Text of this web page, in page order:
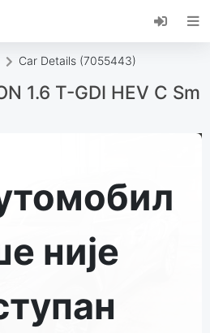
еЦарсТраде,
екран и примајте
Car Details (7055443)
1.6 T-GDI HEV C Sm
није